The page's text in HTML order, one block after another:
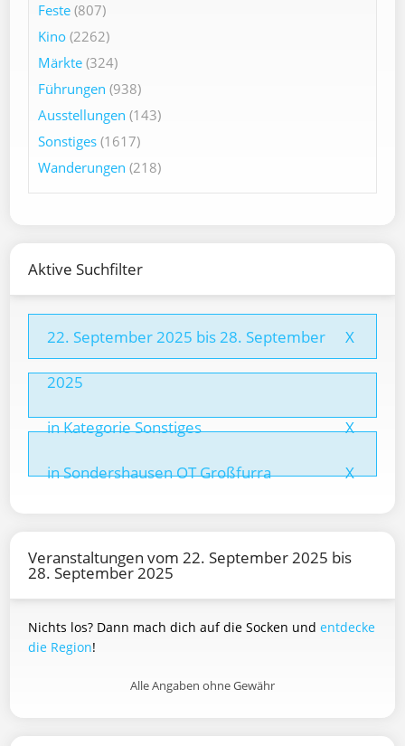
Feste (807)
Kino (2262)
Märkte (324)
Führungen (938)
Ausstellungen (143)
Sonstiges (1617)
Wanderungen (218)
Aktive Suchfilter
22. September 2025 bis 28. September
2025
X
in Kategorie Sonstiges X
in Sondershausen OT Großfurra X
Veranstaltungen vom 22. September 2025 bis
28. September 2025
Nichts los? Dann mach dich auf die Socken und entdecke
die Region!
Alle Angaben ohne Gewähr